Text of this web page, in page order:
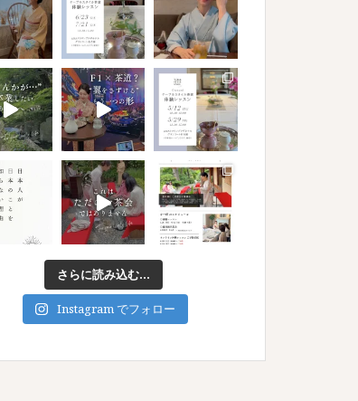
さらに読み込む...
Instagram でフォロー